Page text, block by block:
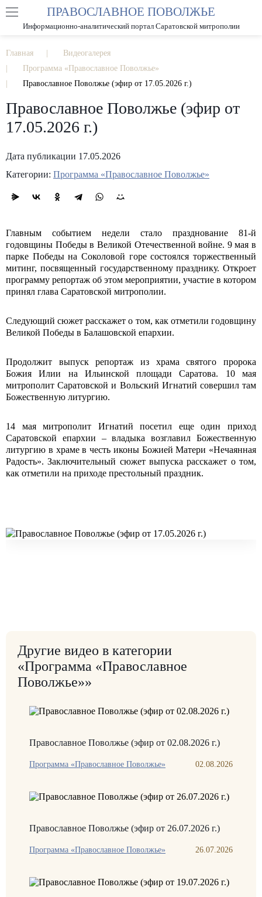
РАЗМЕР ШРИФТА А А
ПРАВОСЛАВНОЕ ПОВОЛЖЬЕ
Информационно-аналитический портал Саратовской митрополии
Главная
Видеогалерея
Программа «Православное Поволжье»
Православное Поволжье (эфир от 17.05.2026 г.)
Православное Поволжье (эфир от
17.05.2026 г.)
Дата публикации 17.05.2026
Категории: Программа «Православное Поволжье»
Главным событием недели стало празднование 81-й
годовщины Победы в Великой Отечественной войне. 9 мая в
парке Победы на Соколовой горе состоялся торжественный
митинг, посвященный государственному празднику. Откроет
программу репортаж об этом мероприятии, участие в котором
принял глава Саратовской митрополии.
Следующий сюжет расскажет о том, как отметили годовщину
Великой Победы в Балашовской епархии.
Продолжит выпуск репортаж из храма святого пророка
Божия Илии на Ильинской площади Саратова. 10 мая
митрополит Саратовской и Вольский Игнатий совершил там
Божественную литургию.
14 мая митрополит Игнатий посетил еще один приход
Саратовской епархии – владыка возглавил Божественную
литургию в храме в честь иконы Божией Матери «Нечаянная
Радость». Заключительный сюжет выпуска расскажет о том,
как отметили на приходе престольный праздник.
Другие видео в категории
«Программа «Православное
Поволжье»»
Православное Поволжье (эфир от 02.08.2026 г.)
Программа «Православное Поволжье» 02.08.2026
Православное Поволжье (эфир от 26.07.2026 г.)
Программа «Православное Поволжье» 26.07.2026